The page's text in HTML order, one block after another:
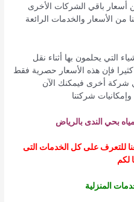
أسعار باقي الشركات الأخرى
الأسعار والخدمات الرائعة
التي يحلمون بها أثناء نقل
فإن هذه الأسعار حصرية فقط
شركة أخرى فيمكنك الآن
شركتنا
بحي الندى بالرياض
للتعرف على كل الخدمات التى
لكم
المنزلية